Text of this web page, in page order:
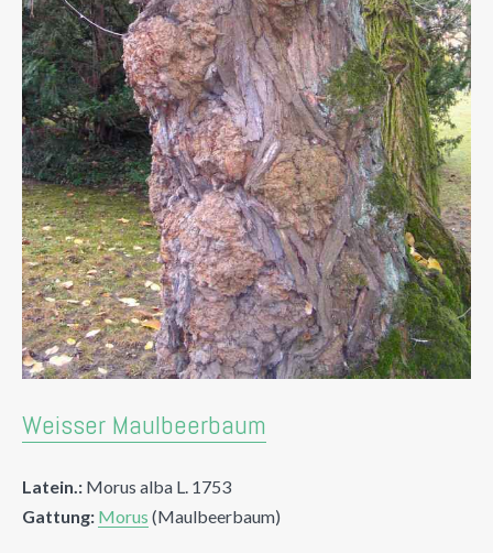
Weisser Maulbeerbaum
Latein.: Morus alba L. 1753
Gattung: Morus (Maulbeerbaum)